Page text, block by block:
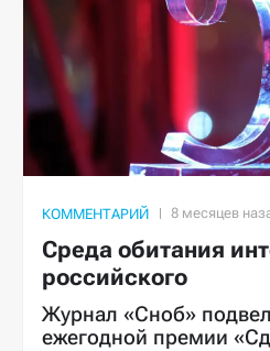
КОММЕНТАРИЙ
Среда обитания
российского
Журнал «Сноб»
ежегодной премии